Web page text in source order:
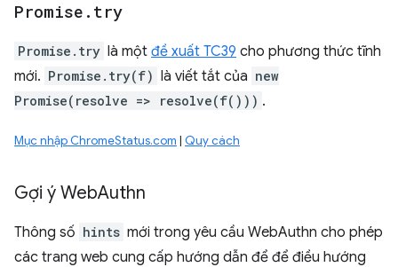
Promise . try
Promise.try là một đề xuất TC39 cho phương thức tĩnh
mới. Promise.try(f) là viết tắt của new
Promise(resolve => resolve(f())) .
Mục nhập ChromeStatus.com | Quy cách
Gợi ý WebAuthn
Thông số hints mới trong yêu cầu WebAuthn cho phép
các trang web cung cấp hướng dẫn để để điều hướng